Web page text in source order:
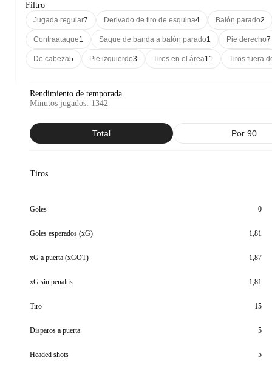
Filtro
Jugada regular7 Derivado de tiro de esquina4 Balón parado2
Contraataque1 Saque de banda a balón parado1 Pie derecho7
De cabeza5 Pie izquierdo3 Tiros en el área11 Tiros fuera
Rendimiento de temporada
Minutos jugados: 1342
Total Por 90
Tiros
Goles 0
Goles esperados (xG) 1,81
xG a puerta (xGOT) 1,87
xG sin penaltis 1,81
Tiro 15
Disparos a puerta 5
Headed shots 5